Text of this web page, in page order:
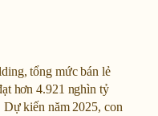
tổng mức bán lẻ
hơn 4.921 nghìn tỷ
Dự kiến năm 2025, con